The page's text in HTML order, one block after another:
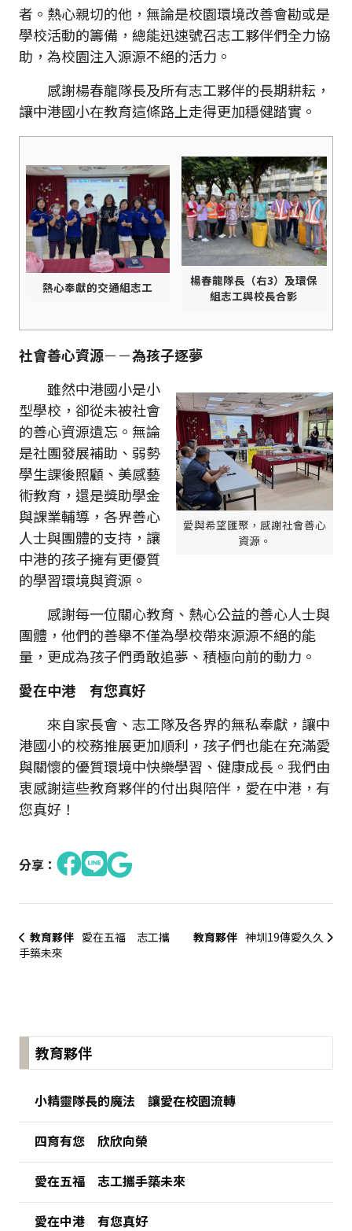
者。熱心親切的他，無論是校園環境改善會勘或是
學校活動的籌備，總能迅速號召志工夥伴們全力協
助，為校園注入源源不絕的活力。
感謝楊春龍隊長及所有志工夥伴的長期耕耘，
讓中港國小在教育這條路上走得更加穩健踏實。
熱心奉獻的交通組志工
楊春龍隊長（右3）及環保
組志工與校長合影
社會善心資源－－為孩子逐夢
愛與希望匯聚，感謝社會善心
資源。
雖然中港國小是小
型學校，卻從未被社會
的善心資源遺忘。無論
是社團發展補助、弱勢
學生課後照顧、美感藝
術教育，還是獎助學金
與課業輔導，各界善心
人士與團體的支持，讓
中港的孩子擁有更優質
的學習環境與資源。
感謝每一位關心教育、熱心公益的善心人士與
團體，他們的善舉不僅為學校帶來源源不絕的能
量，更成為孩子們勇敢追夢、積極向前的動力。
愛在中港
有您真好
來自家長會、志工隊及各界的無私奉獻，讓中
港國小的校務推展更加順利，孩子們也能在充滿愛
與關懷的優質環境中快樂學習、健康成長。我們由
衷感謝這些教育夥伴的付出與陪伴，愛在中港，有
您真好！
分享：
教育夥伴 愛在五福 志工攜
手築未來
教育夥伴 神圳19傳愛久久
:::教育夥伴
小精靈隊長的魔法 讓愛在校園流轉
四育有您 欣欣向榮
愛在五福 志工攜手築未來
愛在中港 有您真好